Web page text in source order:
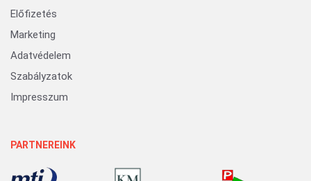
Előfizetés
Marketing
Adatvédelem
Szabályzatok
Impresszum
PARTNEREINK